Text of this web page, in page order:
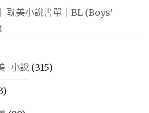
耽美小說書單｜BL (Boys'
-小說 (315)